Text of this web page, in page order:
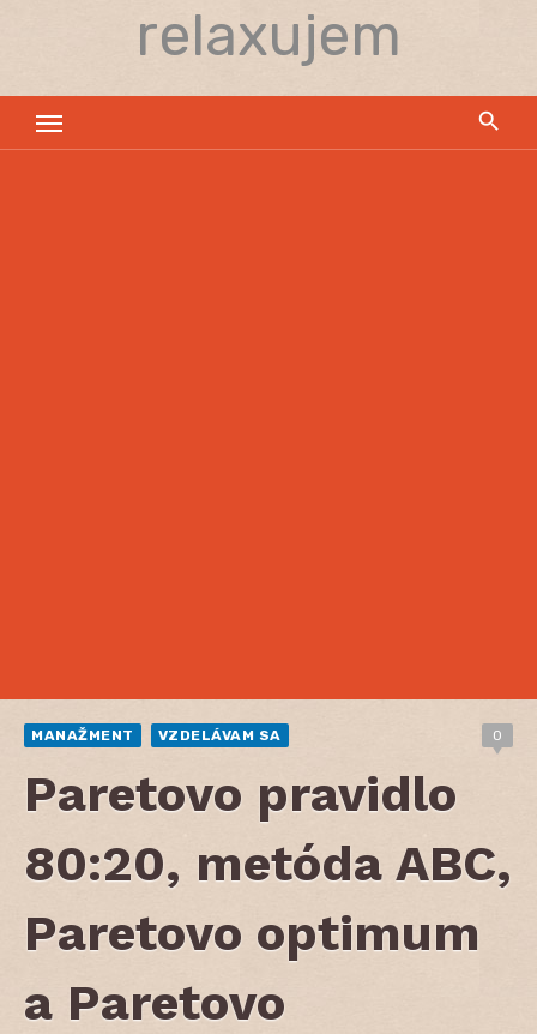
relaxujem
MANAŽMENT VZDELÁVAM SA 0
Paretovo pravidlo
80:20, metóda ABC,
Paretovo optimum
a Paretovo